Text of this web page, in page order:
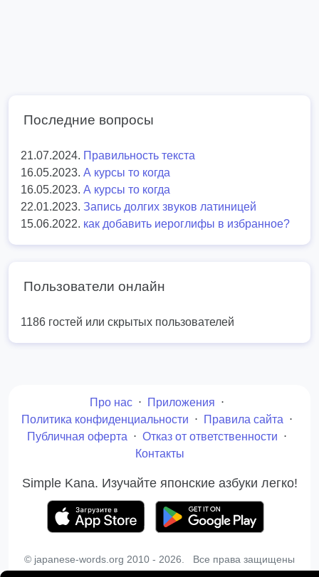
Последние вопросы
21.07.2024. Правильность текста
16.05.2023. А курсы то когда
16.05.2023. А курсы то когда
22.01.2023. Запись долгих звуков латиницей
15.06.2022. как добавить иероглифы в избранное?
Пользователи онлайн
1186 гостей или скрытых пользователей
Про нас ⋅ Приложения ⋅
Политика конфиденциальности ⋅ Правила сайта ⋅
Публичная оферта ⋅ Отказ от ответственности ⋅
Контакты
Simple Kana. Изучайте японские азбуки легко!
© japanese-words.org 2010 - 2026. Все права защищены
Копирование материалов сайта запрещено без